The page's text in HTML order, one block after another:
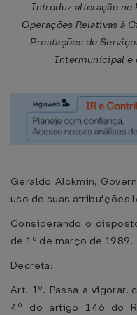
Introduz alteração no
Operações Relativas à
Prestações de
Intermunicipal e
Geraldo Alckmin,
uso de suas atribuições
Considerando o
de 1º de março de 1989,
Decreta:
Art. 1º. Passa a vigorar,
4º do artigo 146 do